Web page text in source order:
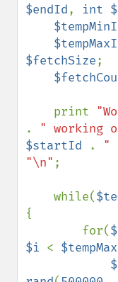
$endId, int
$fetchSize;
    print
. " working
$startId
. "
"\n" ;
    while(
{
        for(
$i <